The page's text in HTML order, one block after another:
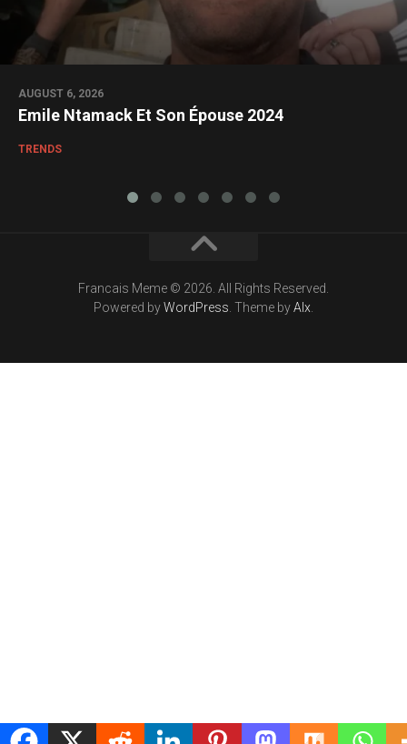
AUGUST 6, 2026
Emile Ntamack Et Son Épouse 2024
TRENDS
Francais Meme © 2026. All Rights Reserved.
Powered byWordPress. Theme byAlx.